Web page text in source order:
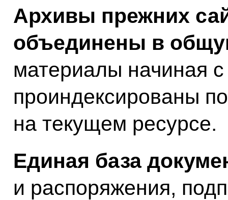
Архивы прежних
объединены в
материалы начиная
проиндексированы
на текущем ресурсе.
Единая база
и распоряжения,